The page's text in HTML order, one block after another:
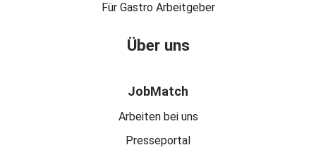
Für Gastro Arbeitgeber
Über uns
JobMatch
Arbeiten bei uns
Presseportal